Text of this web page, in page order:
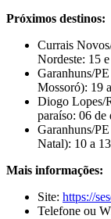
Próximos destinos:
Currais
Nordeste: 15
Garanhuns/
Mossoró): 19
Diogo Lopes/
paraíso: 06 de
Garanhuns/
Natal): 10 a
Mais informações:
Site: https://
Telefone ou